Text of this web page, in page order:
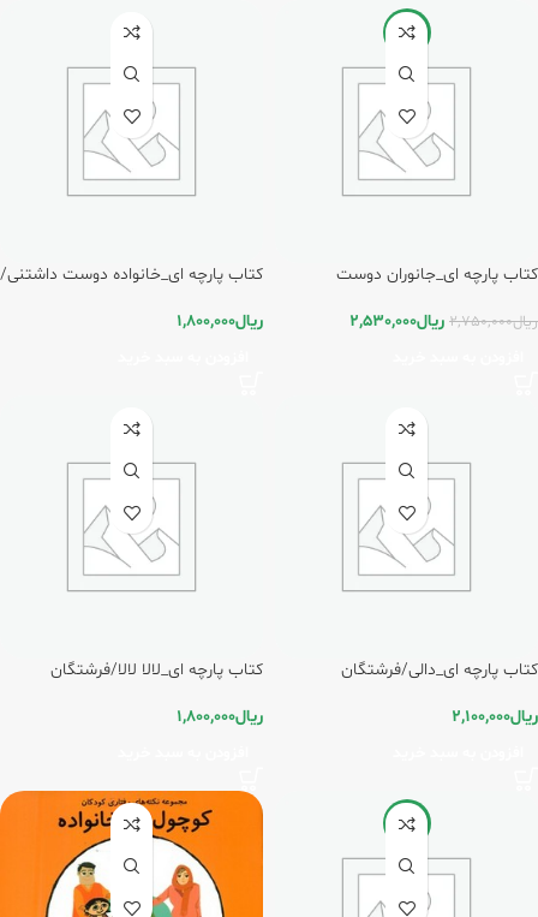
-8%
کتاب پارچه ای_جانوران دوست
ریال2,750,000 ریال2,530,000
کتاب پارچه ای_خانواده دوست داشتنی/
ریال1,800,000
کتاب پارچه ای_دالی/فرشتگان
ریال2,100,000
کتاب پارچه ای_لالا لالا/فرشتگان
ریال1,800,000
-5%